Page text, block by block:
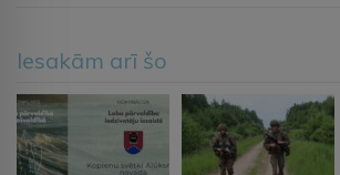
Iesakām arī šo